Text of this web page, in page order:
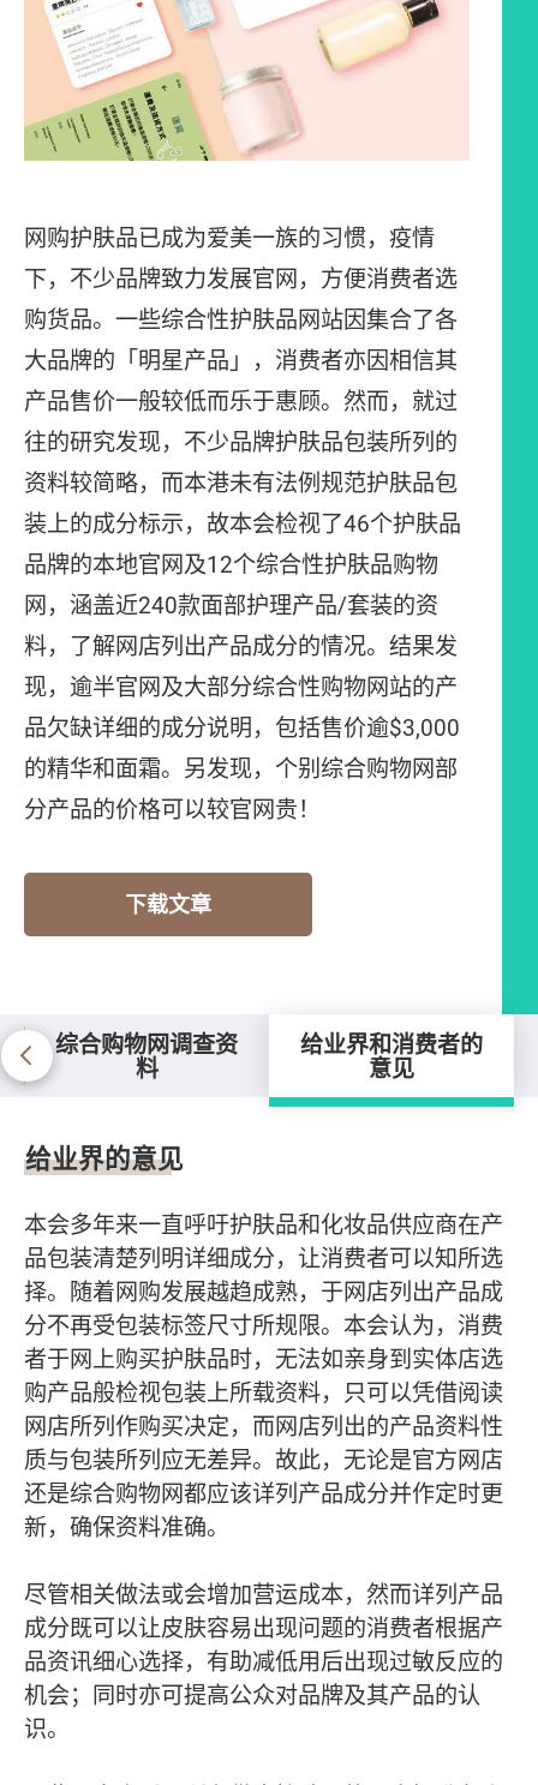
网购护肤品已成为爱美一族的习惯，疫情
下，不少品牌致力发展官网，方便消费者选
购货品。一些综合性护肤品网站因集合了各
大品牌的「明星产品」，消费者亦因相信其
产品售价一般较低而乐于惠顾。然而，就过
往的研究发现，不少品牌护肤品包装所列的
资料较简略，而本港未有法例规范护肤品包
装上的成分标示，故本会检视了46个护肤品
品牌的本地官网及12个综合性护肤品购物
网，涵盖近240款面部护理产品/套装的资
料，了解网店列出产品成分的情况。结果发
现，逾半官网及大部分综合性购物网站的产
品欠缺详细的成分说明，包括售价逾$3,000
的精华和面霜。另发现，个别综合购物网部
分产品的价格可以较官网贵！
下载文章
综合购物网调查资
料
给业界和消费者的
意见
给业界和消费者的意见
给业界的意见
本会多年来一直呼吁护肤品和化妆品供应商在产
品包装清楚列明详细成分，让消费者可以知所选
择。随着网购发展越趋成熟，于网店列出产品成
分不再受包装标签尺寸所规限。本会认为，消费
者于网上购买护肤品时，无法如亲身到实体店选
购产品般检视包装上所载资料，只可以凭借阅读
网店所列作购买决定，而网店列出的产品资料性
质与包装所列应无差异。故此，无论是官方网店
还是综合购物网都应该详列产品成分并作定时更
新，确保资料准确。
尽管相关做法或会增加营运成本，然而详列产品
成分既可以让皮肤容易出现问题的消费者根据产
品资讯细心选择，有助减低用后出现过敏反应的
机会；同时亦可提高公众对品牌及其产品的认
识。